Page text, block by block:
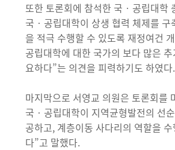
또한 토론회에 참석한 국‧공립대학
국‧공립대학이 상생 협력 체제를 구
을 적극 수행할 수 있도록 재정여건
공립대학에 대한 국가의 보다 많은
요하다”는 의견을 피력하기도 하였다.
마지막으로 서영교 의원은 토론회를
국‧공립대학이 지역균형발전의 선
공하고, 계층이동 사다리의 역할을
다”고 말했다.